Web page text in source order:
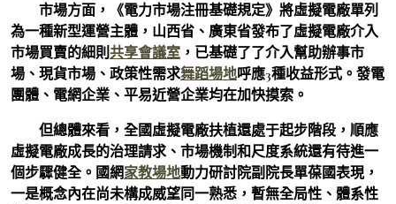
市場方面，《電力市場注冊基礎規定》將虛擬電廠單列
為一種新型運營主體，山西省、廣東省發布了虛擬電廠介入
市場買賣的細則 共享會議室 ，已基礎了了介入幫助辦事市
場、現貨市場、政策性需求舞蹈場地呼應3種收益形式。發電
團體、電網企業、平易近營企業均在加快摸索。
但總體來看，全國虛擬電廠扶植還處于起步階段，順應
虛擬電廠成長的治理請求、市場機制和尺度系統還有待進一
個步驟健全。國網家教場地動力研討院副院長單葆國表現，
一是概念內在尚未構成威望同一熟悉，暫無全局性、體系性